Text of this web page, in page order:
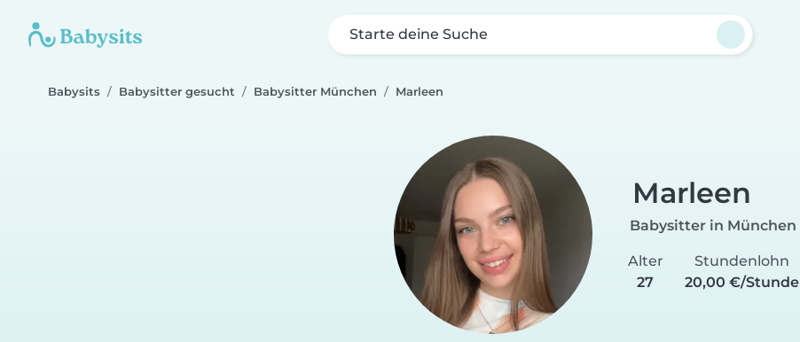
Starte deine Suche
Babysits Babysitter gesucht Babysitter München Marleen
Marleen
Babysitter in München
Alter
27
Stundenlohn
20,00 €/Stunde